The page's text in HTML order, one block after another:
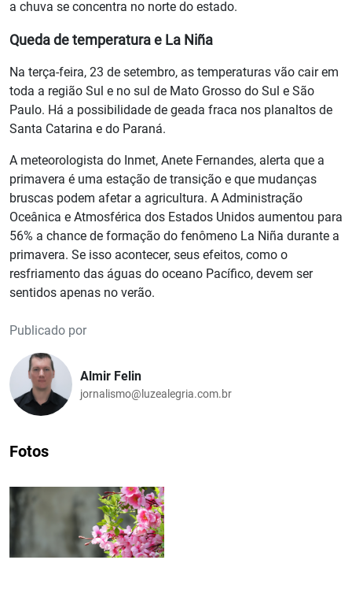
a chuva se concentra no norte do estado.
Queda de temperatura e La Niña
Na terça-feira, 23 de setembro, as temperaturas vão cair em
toda a região Sul e no sul de Mato Grosso do Sul e São
Paulo. Há a possibilidade de geada fraca nos planaltos de
Santa Catarina e do Paraná.
A meteorologista do Inmet, Anete Fernandes, alerta que a
primavera é uma estação de transição e que mudanças
bruscas podem afetar a agricultura. A Administração
Oceânica e Atmosférica dos Estados Unidos aumentou para
56% a chance de formação do fenômeno La Niña durante a
primavera. Se isso acontecer, seus efeitos, como o
resfriamento das águas do oceano Pacífico, devem ser
sentidos apenas no verão.
Publicado por
Almir Felin
jornalismo@luzealegria.com.br
Fotos